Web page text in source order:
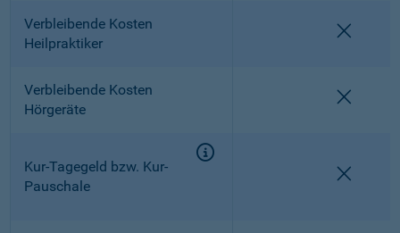
Verbleibende Kosten
Heilpraktiker
Verbleibende Kosten
Hörgeräte
Kur-Tagegeld bzw. Kur-
Pauschale